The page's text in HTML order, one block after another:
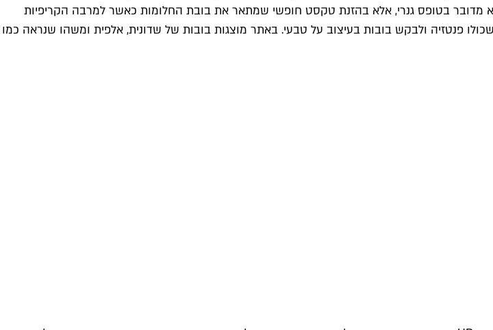
מדובר בטופס גנרי, אלא בהזנת טקסט חופשי שמתאר את בובת החלומות כאשר למרבה הקריפיות
פנטזיה ולבקש בובות בעיצוב על טבעי. באתר מוצגות בובות של שדונית, אלפית ומשהו שנראה כמו